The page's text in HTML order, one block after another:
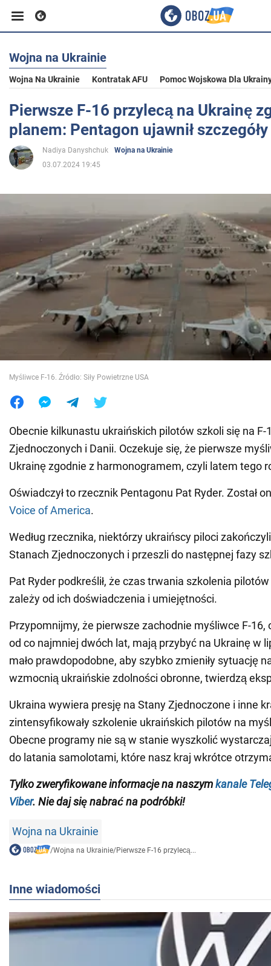
Biznes
Sport
Rozrywka
Polityka
Społeczeństwo
Wojna na Ukrainie
Jedzenie
Wojna na Ukrainie
Wojna Na Ukrainie Kontratak AFU Pomoc Wojskowa Dla
Pierwsze F-16 przylecą na Ukrainę
planem: Pentagon ujawnił szczegóły
Nadiya Danyshchuk
Wojna na Ukrainie
03.07.2024 19:45
Myśliwce F-16. Źródło: Siły Powietrzne USA
Obecnie kilkunastu ukraińskich pilotów szkoli się na F-
Zjednoczonych i Danii. Oczekuje się, że pierwsze
Ukrainę zgodnie z harmonogramem, czyli latem tego
Oświadczył to rzecznik Pentagonu Pat Ryder. Został
Voice of America.
Według rzecznika, niektórzy ukraińscy piloci
Stanach Zjednoczonych i przeszli do następnej fazy
Pat Ryder podkreślił, że czas trwania szkolenia
zależy od ich doświadczenia i umiejętności.
Przypomnijmy, że pierwsze zachodnie myśliwce F-16,
od co najmniej dwóch lat, mają przybyć na Ukrainę w
mało prawdopodobne, aby szybko zmieniły sytuację
wzmocnią ukraińskie zdolności obronne, twierdzą
Ukraina wywiera presję na Stany Zjednoczone i inne
zintensyfikowały szkolenie ukraińskich pilotów na
Obecne programy nie są w stanie wyszkolić
do latania samolotami, które nasz kraj wkrótce
Tylko zweryfikowane informacje na naszymkanale
Viber. Nie daj się nabrać na podróbki!
Wojna na Ukrainie
/Wojna na Ukrainie/Pierwsze F-16 przylecą...
Inne wiadomości